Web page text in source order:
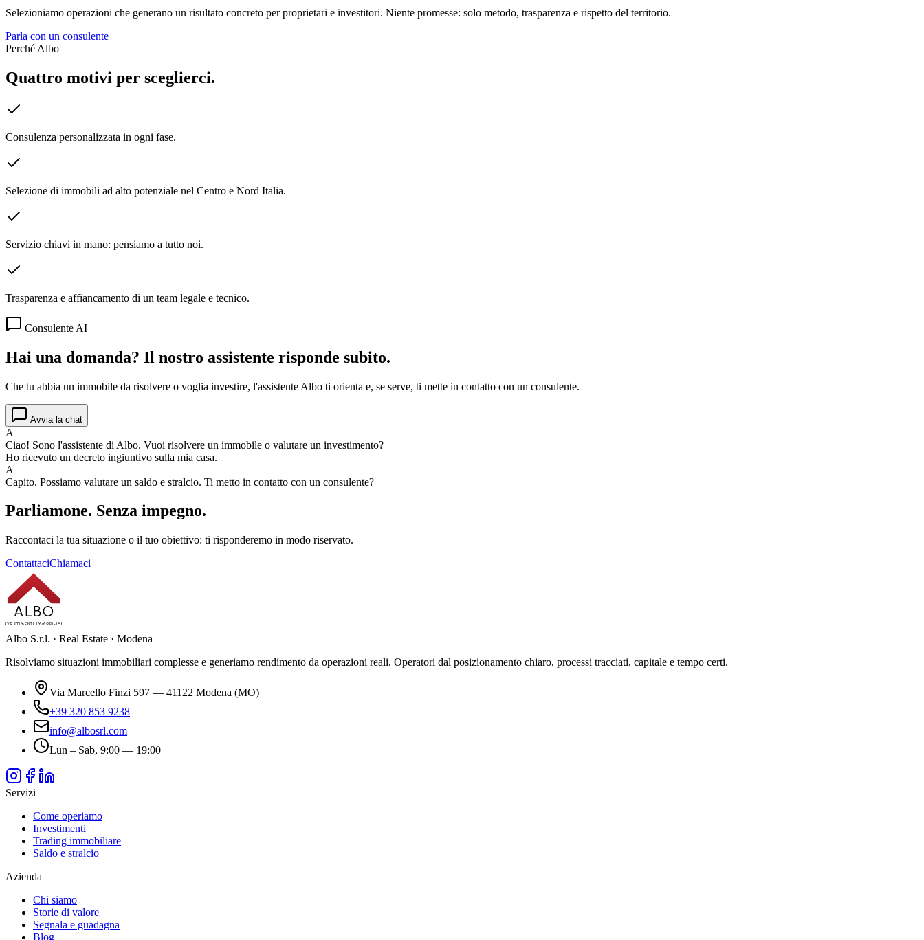
Selezioniamo operazioni che generano un risultato concreto per proprietari e investitori. Niente promesse: solo metodo, trasparenza e rispetto del territorio.
Parla con un consulente
Perché Albo
Quattro motivi per sceglierci.
Consulenza personalizzata in ogni fase.
Selezione di immobili ad alto potenziale nel Centro e Nord Italia.
Servizio chiavi in mano: pensiamo a tutto noi.
Trasparenza e affiancamento di un team legale e tecnico.
Consulente AI
Hai una domanda? Il nostro assistente risponde subito.
Che tu abbia un immobile da risolvere o voglia investire, l'assistente Albo ti orienta e, se serve, ti mette in contatto con un consulente.
Avvia la chat
A
Ciao! Sono l'assistente di Albo. Vuoi risolvere un immobile o valutare un investimento?
Ho ricevuto un decreto ingiuntivo sulla mia casa.
A
Capito. Possiamo valutare un saldo e stralcio. Ti metto in contatto con un consulente?
Parliamone. Senza impegno.
Raccontaci la tua situazione o il tuo obiettivo: ti risponderemo in modo riservato.
ContattaciChiamaci
ALBO
INVESTIMENTI IMMOBILIARI
Albo S.r.l. · Real Estate · Modena
Risolviamo situazioni immobiliari complesse e generiamo rendimento da operazioni reali. Operatori dal posizionamento chiaro, processi tracciati, capitale e tempo certi.
Via Marcello Finzi 597 — 41122 Modena (MO)
+39 320 853 9238
info@albosrl.com
Lun – Sab, 9:00 — 19:00
Servizi
Come operiamo
Investimenti
Trading immobiliare
Saldo e stralcio
Azienda
Chi siamo
Storie di valore
Segnala e guadagna
Blog